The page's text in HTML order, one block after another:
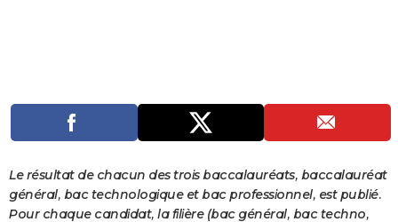
COPAINS D'AVANT
S'inscrire
Se connecter
Lycées
Collèges
Primaires
Universités
Entreprises
Service militaire
Avis de recherche
FORUM
Bricolage
Lifestyle
Culture
Sport
Auto
Television
Voyage
Cinema
Le résultat de chacun des trois baccalauréats, baccalauréat
général, bac technologique et bac professionnel, est publié.
Pour chaque candidat, la filière (bac général, bac techno,